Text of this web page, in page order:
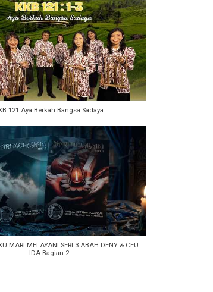
121 Aya Berkah Bangsa Sadaya
MARI MELAYANI SERI 3 ABAH DENY & CEU
IDA Bagian 2